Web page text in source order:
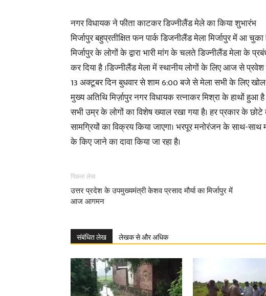
नगर विधायक ने फीता काटकर डिज्नीलैंड मेले का किया शुभारंभ
मिर्जापुर बहुप्रतीक्षित फन पार्क डिजनीलैंड मेला मिर्जापुर में आ
मिर्जापुर के लोगों के द्वारा भारी मांग के चलते डिज्नीलैंड मेला के
कर दिया है ।डिज्नीलैंड मेला में स्थानीय लोगों के लिए आज से
13 अक्टूबर दिन बुधवार से शाम 6:00 बजे से मेला सभी के लिए
मुख्य अतिथि मिर्ज़ापुर नगर विधायक रत्नाकर मिश्रा के हाथों
सभी उम्र के लोगों का विशेष ख्याल रखा गया है। हर प्रकार के
सामग्रियों का विक्रय किया जाएगा। भरपूर मनोरंजन के साथ-
के किए जाने का दावा किया जा रहा है।
पिछला लेख
उत्तर प्रदेश के उपमुख्यमंत्री केशव प्रसाद मौर्या का मिर्जापुर में
आज आगमन
संबंधित लेख लेखक से और अधिक